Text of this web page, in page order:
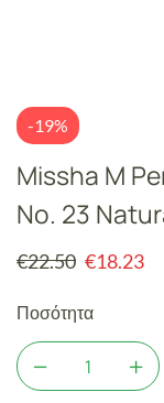
-19%
Missha M
No. 23
€22.50 €18.23
Ποσότητα